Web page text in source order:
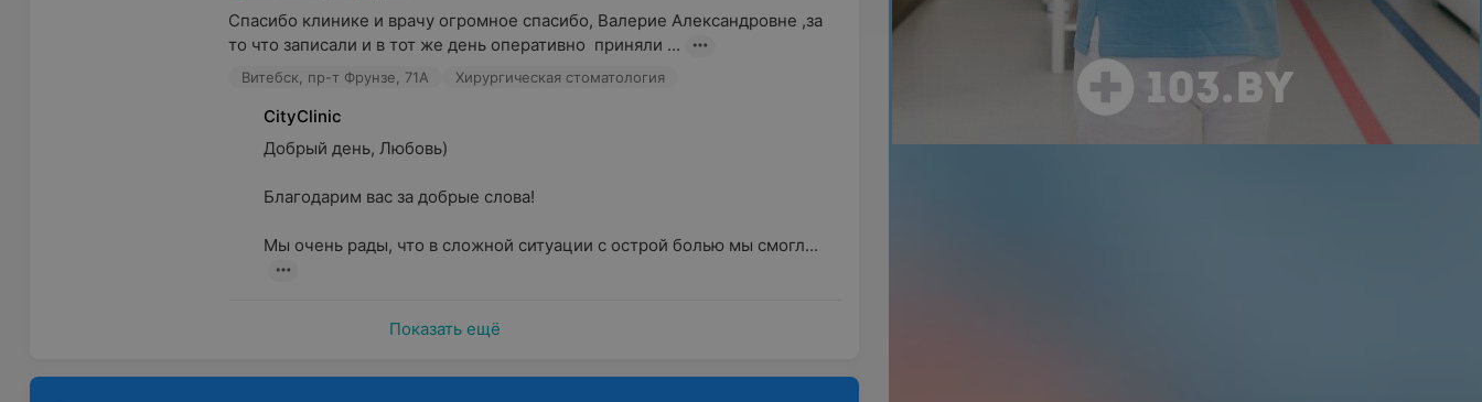
Спасибо клинике и врачу огромное спасибо, Валерие Александровне ,за
то что записали и в тот же день оперативно  приняли ...
Витебск, пр-т Фрунзе, 71А Хирургическая стоматология
CityClinic
Добрый день, Любовь)
Благодарим вас за добрые слова!
Мы очень рады, что в сложной ситуации с острой болью мы смогл...
Показать ещё